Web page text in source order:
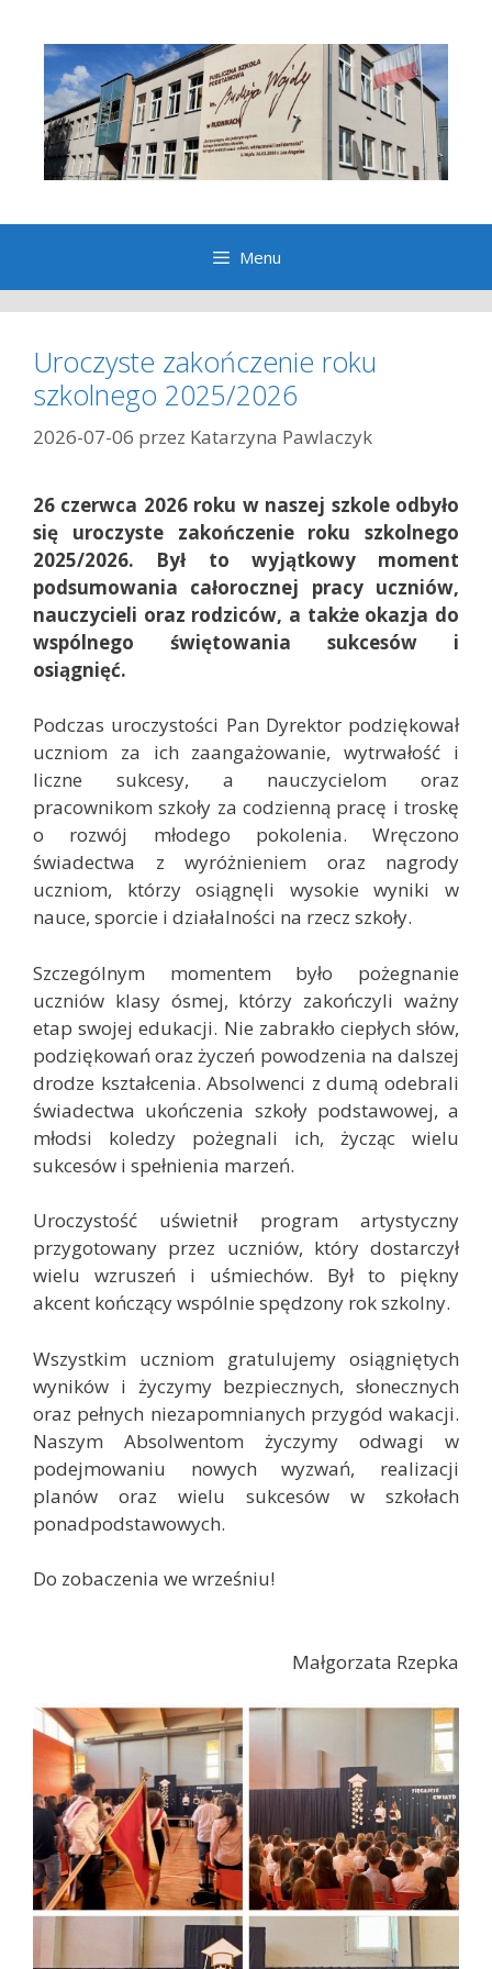
Menu
Uroczyste zakończenie roku
szkolnego 2025/2026
2026-07-06 przez Katarzyna Pawlaczyk
26 czerwca 2026 roku w naszej szkole odbyło
się uroczyste zakończenie roku szkolnego
2025/2026. Był to wyjątkowy moment
podsumowania całorocznej pracy uczniów,
nauczycieli oraz rodziców, a także okazja do
wspólnego świętowania sukcesów i
osiągnięć.
Podczas uroczystości Pan Dyrektor podziękował
uczniom za ich zaangażowanie, wytrwałość i
liczne sukcesy, a nauczycielom oraz
pracownikom szkoły za codzienną pracę i troskę
o rozwój młodego pokolenia. Wręczono
świadectwa z wyróżnieniem oraz nagrody
uczniom, którzy osiągnęli wysokie wyniki w
nauce, sporcie i działalności na rzecz szkoły.
Szczególnym momentem było pożegnanie
uczniów klasy ósmej, którzy zakończyli ważny
etap swojej edukacji. Nie zabrakło ciepłych słów,
podziękowań oraz życzeń powodzenia na dalszej
drodze kształcenia. Absolwenci z dumą odebrali
świadectwa ukończenia szkoły podstawowej, a
młodsi koledzy pożegnali ich, życząc wielu
sukcesów i spełnienia marzeń.
Uroczystość uświetnił program artystyczny
przygotowany przez uczniów, który dostarczył
wielu wzruszeń i uśmiechów. Był to piękny
akcent kończący wspólnie spędzony rok szkolny.
Wszystkim uczniom gratulujemy osiągniętych
wyników i życzymy bezpiecznych, słonecznych
oraz pełnych niezapomnianych przygód wakacji.
Naszym Absolwentom życzymy odwagi w
podejmowaniu nowych wyzwań, realizacji
planów oraz wielu sukcesów w szkołach
ponadpodstawowych.
Do zobaczenia we wrześniu!
Małgorzata Rzepka